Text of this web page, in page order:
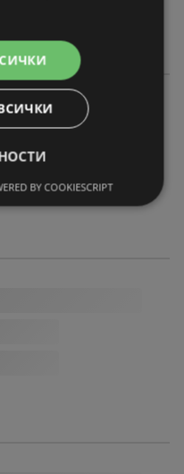
BY COOKIESCRIPT